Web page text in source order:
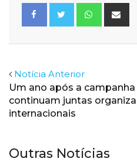
Notícia Anterior
Um ano após a
continuam juntas
internacionais
Outras Notícias